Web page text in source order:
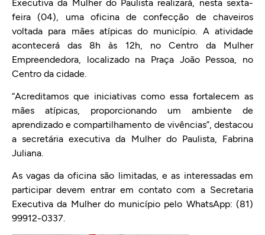
Executiva da Mulher do Paulista realizará, nesta sexta-
feira (04), uma oficina de confecção de chaveiros
voltada para mães atípicas do município. A atividade
acontecerá das 8h às 12h, no Centro da Mulher
Empreendedora, localizado na Praça João Pessoa, no
Centro da cidade.
“Acreditamos que iniciativas como essa fortalecem as
mães atípicas, proporcionando um ambiente de
aprendizado e compartilhamento de vivências”, destacou
a secretária executiva da Mulher do Paulista, Fabrina
Juliana.
As vagas da oficina são limitadas, e as interessadas em
participar devem entrar em contato com a Secretaria
Executiva da Mulher do município pelo WhatsApp: (81)
99912-0337.